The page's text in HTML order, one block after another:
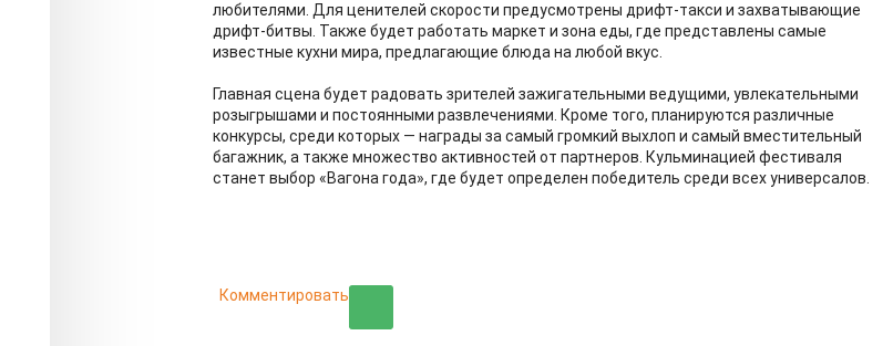
любителями. Для ценителей скорости предусмотрены дрифт-такси и захватывающие
дрифт-битвы. Также будет работать маркет и зона еды, где представлены самые
известные кухни мира, предлагающие блюда на любой вкус.
Главная сцена будет радовать зрителей зажигательными ведущими, увлекательными
розыгрышами и постоянными развлечениями. Кроме того, планируются различные
конкурсы, среди которых — награды за самый громкий выхлоп и самый вместительный
багажник, а также множество активностей от партнеров. Кульминацией фестиваля
станет выбор «Вагона года», где будет определен победитель среди всех универсалов.
Комментировать